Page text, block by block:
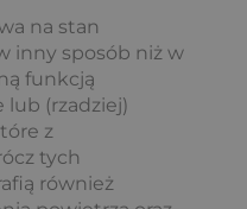
na stan
inny sposób niż w
funkcją
lub (rzadziej)
z
tych
również